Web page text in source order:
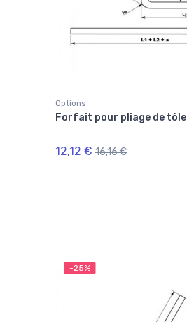
Options
Forfait pour pliage de tôle
12,12 € 16,16 €
-25%